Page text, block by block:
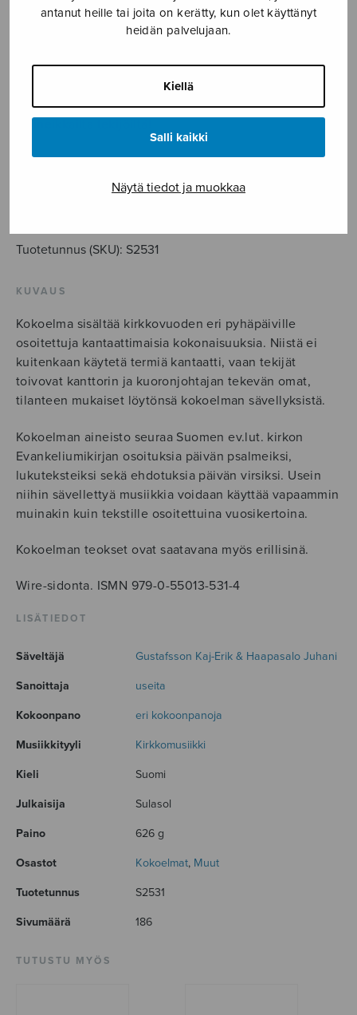
antanut heille tai joita on kerätty, kun olet käyttänyt
heidän palvelujaan.
Kiellä
Salli kaikki
Näytä tiedot ja muokkaa
Muhkea kokoelma Kirkkovuoden
kuoro- ja urkumusiikkia
maineikkailta tekijöiltä!
Musiikkia
LISÄÄ OSTOSKORIIN
Tuotetunnus (SKU): S2531
KUVAUS
Kokoelma sisältää kirkkovuoden eri pyhäpäiville
osoitettuja kantaattimaisia kokonaisuuksia. Niistä ei
kuitenkaan käytetä termiä kantaatti, vaan tekijät
toivovat kanttorin ja kuoronjohtajan tekevän omat,
tilanteen mukaiset löytönsä kokoelman sävellyksistä.
Kokoelman aineisto seuraa Suomen ev.lut. kirkon
Evankeliumikirjan osoituksia päivän psalmeiksi,
lukuteksteiksi sekä ehdotuksia päivän virsiksi. Usein
niihin sävellettyä musiikkia voidaan käyttää vapaammin
muinakin kuin tekstille osoitettuina vuosikertoina.
Kokoelman teokset ovat saatavana myös erillisinä.
Wire-sidonta. ISMN 979-0-55013-531-4
LISÄTIEDOT
Säveltäjä Gustafsson Kaj-Erik & Haapasalo Juhani
Sanoittaja useita
Kokoonpano eri kokoonpanoja
Musiikkityyli Kirkkomusiikki
Kieli Suomi
Julkaisija Sulasol
Paino 626 g
Osastot Kokoelmat, Muut
Tuotetunnus S2531
Sivumäärä 186
TUTUSTU MYÖS